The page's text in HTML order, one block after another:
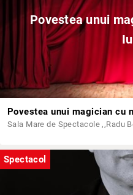
Povestea unui
Spectacol